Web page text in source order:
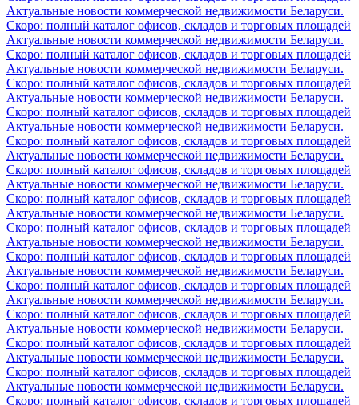
Актуальные новости коммерческой недвижимости Беларуси.
Скоро: полный каталог офисов, складов и торговых площадей
Актуальные новости коммерческой недвижимости Беларуси.
Скоро: полный каталог офисов, складов и торговых площадей
Актуальные новости коммерческой недвижимости Беларуси.
Скоро: полный каталог офисов, складов и торговых площадей
Актуальные новости коммерческой недвижимости Беларуси.
Скоро: полный каталог офисов, складов и торговых площадей
Актуальные новости коммерческой недвижимости Беларуси.
Скоро: полный каталог офисов, складов и торговых площадей
Актуальные новости коммерческой недвижимости Беларуси.
Скоро: полный каталог офисов, складов и торговых площадей
Актуальные новости коммерческой недвижимости Беларуси.
Скоро: полный каталог офисов, складов и торговых площадей
Актуальные новости коммерческой недвижимости Беларуси.
Скоро: полный каталог офисов, складов и торговых площадей
Актуальные новости коммерческой недвижимости Беларуси.
Скоро: полный каталог офисов, складов и торговых площадей
Актуальные новости коммерческой недвижимости Беларуси.
Скоро: полный каталог офисов, складов и торговых площадей
Актуальные новости коммерческой недвижимости Беларуси.
Скоро: полный каталог офисов, складов и торговых площадей
Актуальные новости коммерческой недвижимости Беларуси.
Скоро: полный каталог офисов, складов и торговых площадей
Актуальные новости коммерческой недвижимости Беларуси.
Скоро: полный каталог офисов, складов и торговых площадей
Актуальные новости коммерческой недвижимости Беларуси.
Скоро: полный каталог офисов, складов и торговых площадей